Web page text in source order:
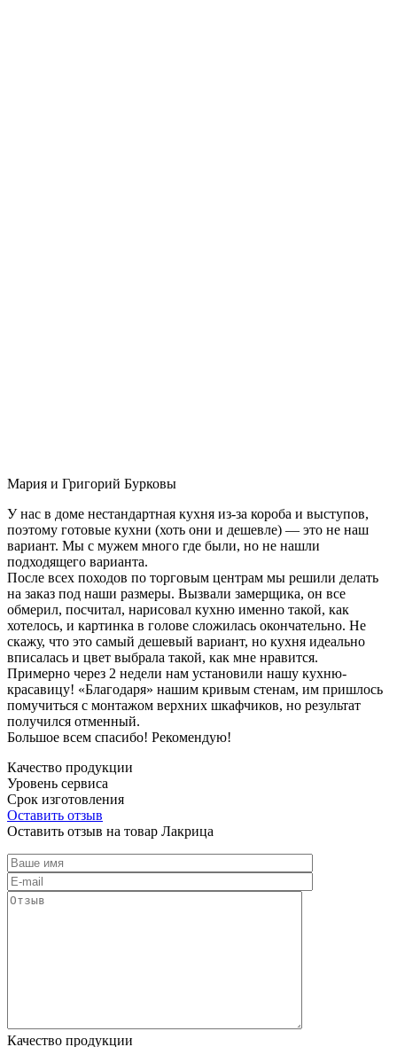
Мария и Григорий Бурковы
У нас в доме нестандартная кухня из-за короба и выступов,
поэтому готовые кухни (хоть они и дешевле) — это не наш
вариант. Мы с мужем много где были, но не нашли
подходящего варианта.
После всех походов по торговым центрам мы решили делать
на заказ под наши размеры. Вызвали замерщика, он все
обмерил, посчитал, нарисовал кухню именно такой, как
хотелось, и картинка в голове сложилась окончательно. Не
скажу, что это самый дешевый вариант, но кухня идеально
вписалась и цвет выбрала такой, как мне нравится.
Примерно через 2 недели нам установили нашу кухню-
красавицу! «Благодаря» нашим кривым стенам, им пришлось
помучиться с монтажом верхних шкафчиков, но результат
получился отменный.
Большое всем спасибо! Рекомендую!
Качество продукции
Уровень сервиса
Срок изготовления
Оставить отзыв
Оставить отзыв на товар Лакрица
Качество продукции